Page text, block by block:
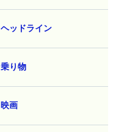
ヘッドライン
乗り物
映画